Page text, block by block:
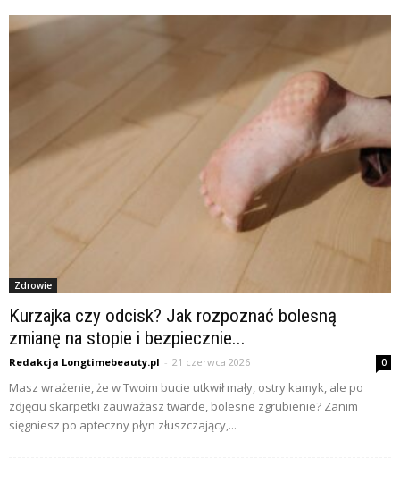
Zdrowie
Kurzajka czy odcisk? Jak rozpoznać bolesną
zmianę na stopie i bezpiecznie...
Redakcja Longtimebeauty.pl - 21 czerwca 2026 0
Masz wrażenie, że w Twoim bucie utkwił mały, ostry kamyk, ale po
zdjęciu skarpetki zauważasz twarde, bolesne zgrubienie? Zanim
sięgniesz po apteczny płyn złuszczający,...